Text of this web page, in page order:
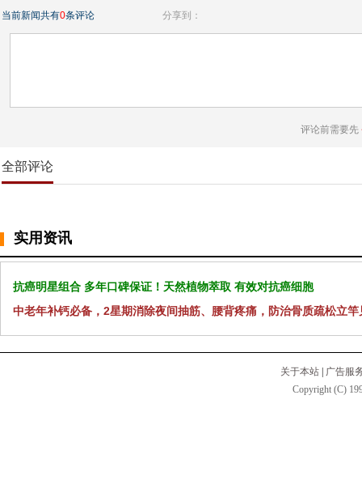
当前新闻共有0条评论 分享到：
评论前需要先
全部评论
实用资讯
抗癌明星组合 多年口碑保证！天然植物萃取 有效对抗癌细胞
中老年补钙必备，2星期消除夜间抽筋、腰背疼痛，防治骨质疏松立竿
关于本站
广告服
Copyright (C)